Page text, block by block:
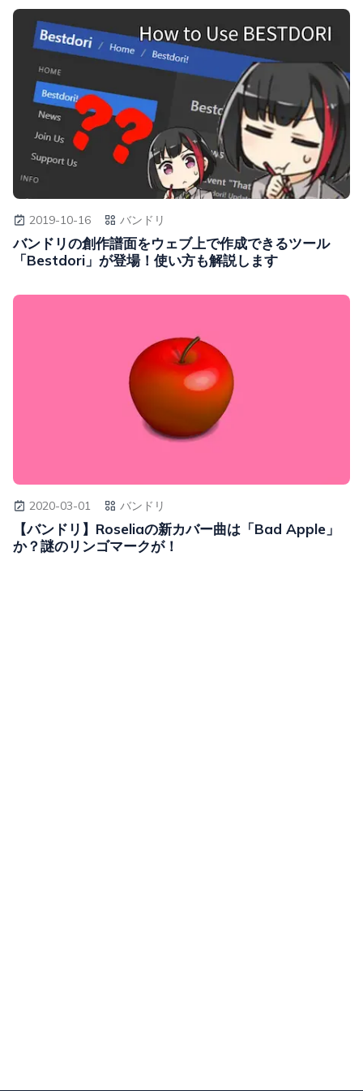
2019-10-16 バンドリ
バンドリの創作譜面をウェブ上で作成できるツール
「Bestdori」が登場！使い方も解説します
2020-03-01 バンドリ
【バンドリ】Roseliaの新カバー曲は「Bad Apple」
か？謎のリンゴマークが！